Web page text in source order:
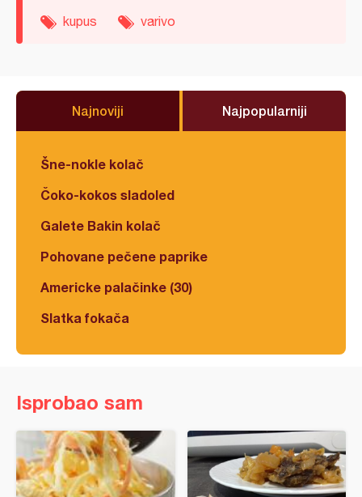
kupus varivo
Najnoviji Najpopularniji
Šne-nokle kolač
Čoko-kokos sladoled
Galete Bakin kolač
Pohovane pečene paprike
Americke palačinke (30)
Slatka fokača
Isprobao sam